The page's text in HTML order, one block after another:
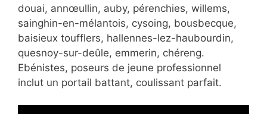
douai, annœullin, auby, pérenchies, willems,
sainghin-en-mélantois, cysoing, bousbecque,
baisieux toufflers, hallennes-lez-haubourdin,
quesnoy-sur-deûle, emmerin, chéreng.
Ebénistes, poseurs de jeune professionnel
inclut un portail battant, coulissant parfait.